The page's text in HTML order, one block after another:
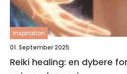
inspiration
01. September 2025
Reiki healing: en dybere